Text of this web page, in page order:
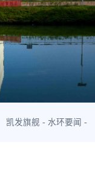
凯发旗舰 -水环要闻 -